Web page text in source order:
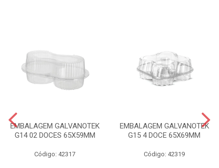
EMBALAGEM GALVANOTEK
G14 02 DOCES 65X59MM
Código: 42317
EMBALAGEM GALVANOTEK
G15 4 DOCE 65X69MM
Código: 42319